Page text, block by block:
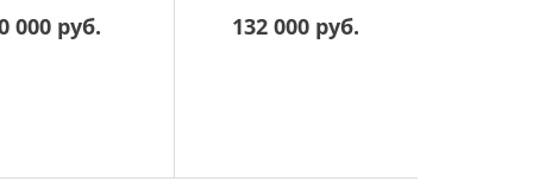
000 руб. 132 000 руб.